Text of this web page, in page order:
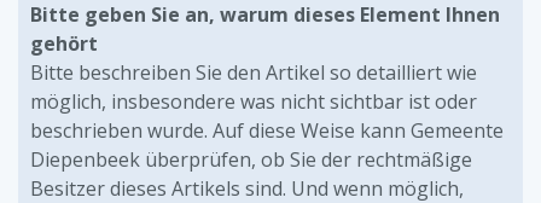
Bitte geben Sie an, warum dieses Element Ihnen
gehört
Bitte beschreiben Sie den Artikel so detailliert wie
möglich, insbesondere was nicht sichtbar ist oder
beschrieben wurde. Auf diese Weise kann Gemeente
Diepenbeek überprüfen, ob Sie der rechtmäßige
Besitzer dieses Artikels sind. Und wenn möglich,